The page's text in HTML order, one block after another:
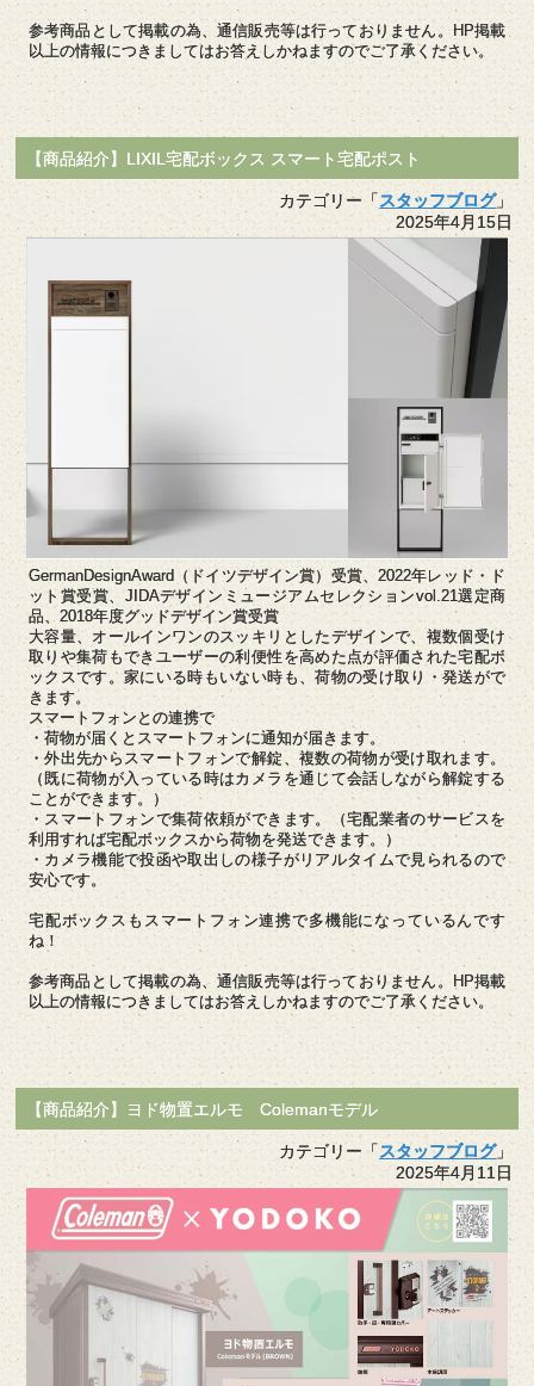
参考商品として掲載の為、通信販売等は行っておりません。HP掲載
以上の情報につきましてはお答えしかねますのでご了承ください。
【商品紹介】LIXIL宅配ボックス スマート宅配ポスト
カテゴリー「スタッフブログ」
2025年4月15日
GermanDesignAward（ドイツデザイン賞）受賞、2022年レッド・ド
ット賞受賞、JIDAデザインミュージアムセレクションvol.21選定商
品、2018年度グッドデザイン賞受賞
大容量、オールインワンのスッキリとしたデザインで、複数個受け
取りや集荷もできユーザーの利便性を高めた点が評価された宅配ボ
ックスです。家にいる時もいない時も、荷物の受け取り・発送がで
きます。
スマートフォンとの連携で
・荷物が届くとスマートフォンに通知が届きます。
・外出先からスマートフォンで解錠、複数の荷物が受け取れます。
（既に荷物が入っている時はカメラを通じて会話しながら解錠する
ことができます。）
・スマートフォンで集荷依頼ができます。（宅配業者のサービスを
利用すれば宅配ボックスから荷物を発送できます。）
・カメラ機能で投函や取出しの様子がリアルタイムで見られるので
安心です。
宅配ボックスもスマートフォン連携で多機能になっているんです
ね！
参考商品として掲載の為、通信販売等は行っておりません。HP掲載
以上の情報につきましてはお答えしかねますのでご了承ください。
【商品紹介】ヨド物置エルモ Colemanモデル
カテゴリー「スタッフブログ」
2025年4月11日